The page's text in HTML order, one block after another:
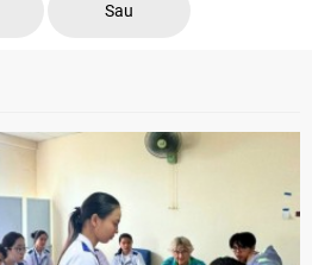
Sau